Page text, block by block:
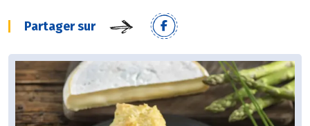
Partager sur